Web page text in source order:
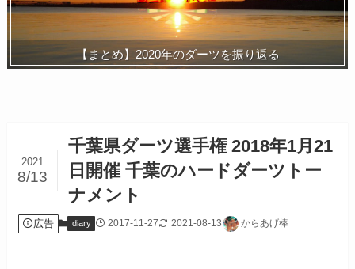
【まとめ】2020年のダーツを振り返る
千葉県ダーツ選手権 2018年1月21
日開催 千葉のハードダーツトー
ナメント
2021
8/13
広告 diary 2017-11-27 2021-08-13 からあげ棒